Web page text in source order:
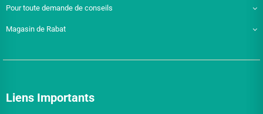
Pour toute demande de conseils
Magasin de Rabat
Liens Importants